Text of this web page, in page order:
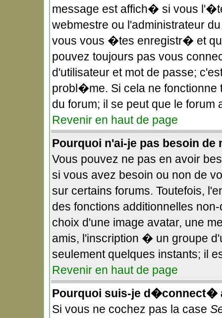
message est affich� si vous
webmestre ou l'administrateur
vous vous �tes enregistr� et
pouvez toujours pas vous
d'utilisateur et mot de passe;
probl�me. Si cela ne fonctionne
du forum; il se peut que le
Revenir en haut de page
Pourquoi n'ai-je pas besoin de
Vous pouvez ne pas en avoir
si vous avez besoin ou non de
sur certains forums. Toutefois,
des fonctions additionnelles
choix d'une image avatar, une
amis, l'inscription � un groupe
seulement quelques instants; il
Revenir en haut de page
Pourquoi suis-je d�connect�
Si vous ne cochez pas la case